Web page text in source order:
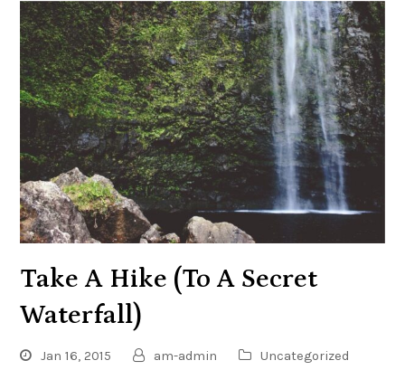
Take A Hike (To A Secret
Waterfall)
Jan 16, 2015 am-admin Uncategorized